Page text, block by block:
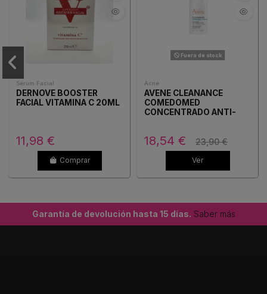
Sérum Facial
DERNOVE BOOSTER
FACIAL VITAMINA C 20ML
11,98 €
Comprar
Fuera de stock
Acné
AVENE CLEANANCE
COMEDOMED
CONCENTRADO ANTI-
18,54 € 23,90 €
Ver
Garantía de devolución hasta 15 días. Saber más